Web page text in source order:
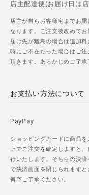
店主配達便(お届け日は
店主が自らお客様宅までお
なります。ご注文後改めて
届け先が離島の場合は追加
時にご不在だった場合はご
頂きます。あらかじめご了承
お支払い方法について
PayPay
ショッピングカードに商品
上でご注文を確定しますと
行いたします。そちらの決
で決済画面を閉じられますと
何卒ご了承ください。